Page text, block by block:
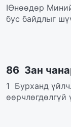
IӨнөөдөр
бус байдлыг
86 Зан
1 Бурханд
өөрчлөгдөлгүй